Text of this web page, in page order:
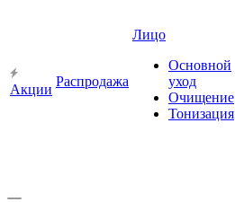
Акции
Распродажа
Лицо
Основной
уход
Очищение
Тонизация